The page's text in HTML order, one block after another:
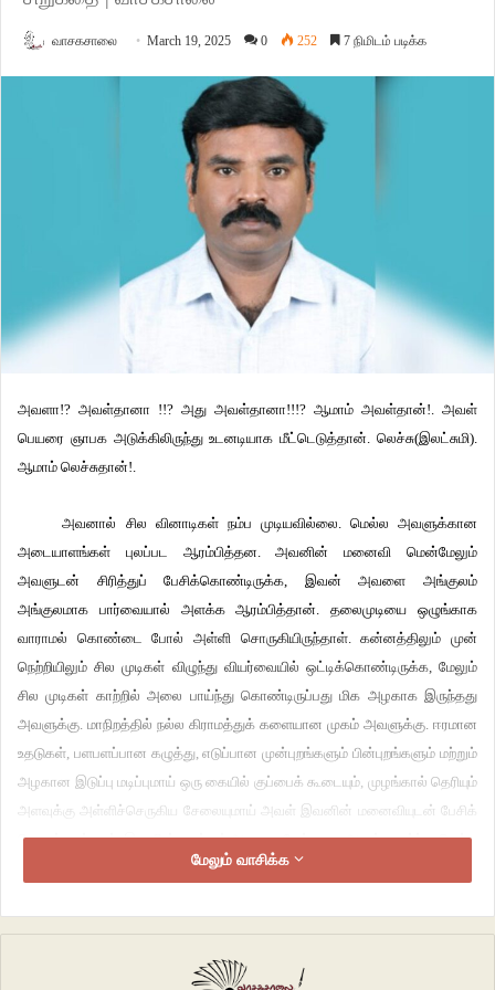
வாசகசாலை March 19, 2025 0 252 7 நிமிடம் படிக்க
அவளா!? அவள்தானா !!? அது அவள்தானா!!!? ஆமாம் அவள்தான்!. அவள்
பெயரை ஞாபக அடுக்கிலிருந்து உடனடியாக மீட்டெடுத்தான். லெச்சு(இலட்சுமி).
ஆமாம் லெச்சுதான்!.
அவனால் சில வினாடிகள் நம்ப முடியவில்லை. மெல்ல அவளுக்கான
அடையாளங்கள் புலப்பட ஆரம்பித்தன. அவனின் மனைவி மென்மேலும்
அவளுடன் சிரித்துப் பேசிக்கொண்டிருக்க, இவன் அவளை அங்குலம்
அங்குலமாக பார்வையால் அளக்க ஆரம்பித்தான். தலைமுடியை ஒழுங்காக
வாராமல் கொண்டை போல் அள்ளி சொருகியிருந்தாள். கன்னத்திலும் முன்
நெற்றியிலும் சில முடிகள் விழுந்து வியர்வையில் ஒட்டிக்கொண்டிருக்க, மேலும்
சில முடிகள் காற்றில் அலை பாய்ந்து கொண்டிருப்பது மிக அழகாக இருந்தது
அவளுக்கு. மாநிறத்தில் நல்ல கிராமத்துக் களையான முகம் அவளுக்கு. ஈரமான
உதடுகள், பளபளப்பான கழுத்து, எடுப்பான முன்புறங்களும் பின்புறங்களும் மற்றும்
அழகான இடுப்பு மடிப்புமாய் ஒரு கையில் குப்பைக் கூடையும், முழங்கால் தெரியும்
அளவுக்கு அள்ளிச்செருகிய சேலையுமாய் அவள் இவனின் மனைவியுடன் பேசிக்
கொண்டிருந்தாள். இவனின் கண்கள் அவளை மேய்வதை அவள் உணர்ந்து மெல்ல
அவளின் முகம் பிரகாசமடைந்தது. மெல்ல அந்த முகத்தில் நாணம் படர,
அவன் மனைவியுடன் அவளின் ஊருக்கு ஒரு சிறிய வேலைக்காக
மேலும் வாசிக்க